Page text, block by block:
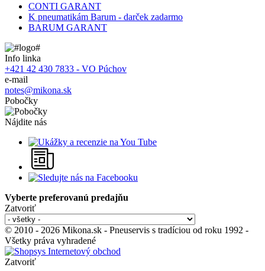
CONTI GARANT
K pneumatikám Barum - darček zadarmo
BARUM GARANT
Info linka
+421 42 430 7833 - VO Púchov
e-mail
notes@mikona.sk
Pobočky
Nájdite nás
Vyberte preferovanú predajňu
Zatvoriť
© 2010 - 2026 Mikona.sk - Pneuservis s tradíciou od roku 1992 -
Všetky práva vyhradené
Zatvoriť